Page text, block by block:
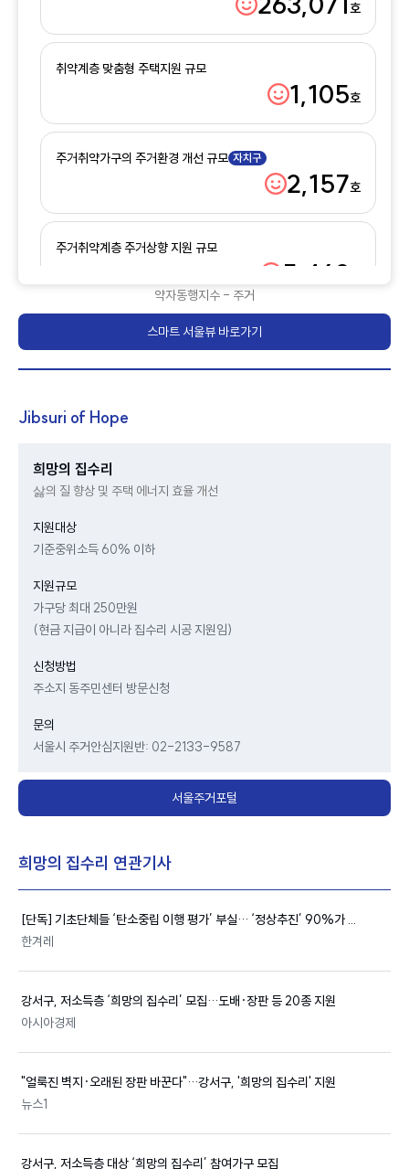
호
기준
취약계층 맞춤형 주택지원 규모
1,105호
기준
주거취약가구의 주거환경 개선 규모
2,157호
기준
주거취약계층 주거상향 지원 규모
5,468
노후 공공임대주택 품질개선율
신규4.04%
청년의 주거비 과부담 가구 비율
약자동행지수 - 주거
스마트 서울뷰 바로가기
Jibsuri of Hope
희망의 집수리
삻의 질 향상 및 주택 에너지 효율 개선
지원대상
기준중위소득 60% 이하
지원규모
가구당 최대 250만원
(현금 지급이 아니라 집수리 시공 지원임)
신청방법
주소지 동주민센터 방문신청
문의
서울시 주거안심지원반: 02-2133-9587
서울주거포털
희망의 집수리 연관기사
[단독] 기초단체들 ‘탄소중립 이행 평가’ 부실… ‘정상추진’ 90%가 ...
한겨레
강서구, 저소득층 ‘희망의 집수리’ 모집…도배·장판 등 20종 지원
아시아경제
"얼룩진 벽지·오래된 장판 바꾼다"…강서구, '희망의 집수리' 지원
뉴스1
강서구, 저소득층 대상 ‘희망의 집수리’ 참여가구 모집